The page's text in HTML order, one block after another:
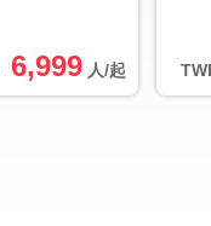
6,999 人/起